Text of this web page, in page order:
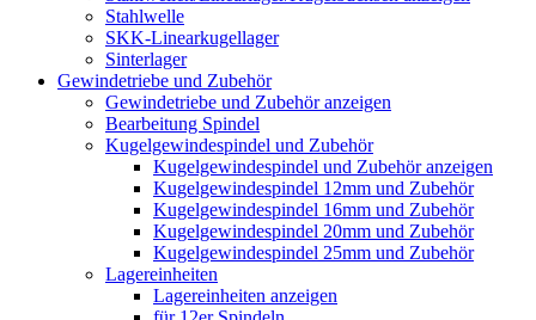
Stahlwelle
SKK-Linearkugellager
Sinterlager
Gewindetriebe und Zubehör
Gewindetriebe und Zubehör anzeigen
Bearbeitung Spindel
Kugelgewindespindel und Zubehör
Kugelgewindespindel und Zubehör anzeigen
Kugelgewindespindel 12mm und Zubehör
Kugelgewindespindel 16mm und Zubehör
Kugelgewindespindel 20mm und Zubehör
Kugelgewindespindel 25mm und Zubehör
Lagereinheiten
Lagereinheiten anzeigen